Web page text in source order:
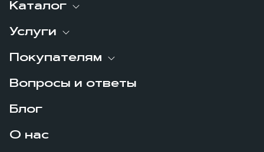
Каталог
Услуги
Покупателям
Вопросы и ответы
Блог
О нас